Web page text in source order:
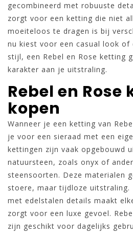
gecombineerd met robuuste
zorgt voor een ketting die niet
moeiteloos te dragen is bij
nu kiest voor een casual look of
stijl, een Rebel en Rose ketting
karakter aan je uitstraling.
Rebel en Rose
kopen
Wanneer je een ketting van
je voor een sieraad met een
kettingen zijn vaak opgebouwd
natuursteen, zoals onyx of
steensoorten. Deze materialen
stoere, maar tijdloze uitstraling.
met edelstalen details maakt
zorgt voor een luxe gevoel.
zijn geschikt voor dagelijks